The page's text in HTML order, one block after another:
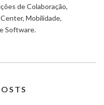
de Colaboração,
Mobilidade,
Software.